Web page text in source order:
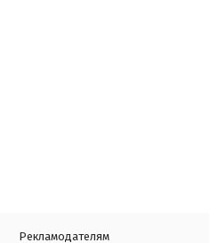
Рекламодателям